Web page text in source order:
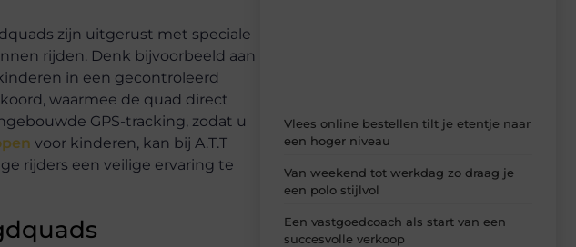
zijn uitgerust met speciale
rijden. Denk bijvoorbeeld aan
in een gecontroleerd
waarmee de quad direct
GPS-tracking, zodat u
voor kinderen, kan bij A.T.T
rijders een veilige ervaring te
Vlees online bestellen tilt je etentje naar
een hoger niveau
Van weekend tot werkdag zo draag je
een polo stijlvol
Een vastgoedcoach als start van een
succesvolle verkoop